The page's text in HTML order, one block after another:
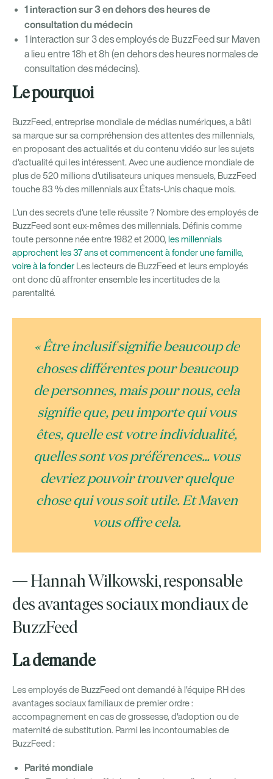
1 interaction sur 3 en dehors des heures de
consultation du médecin
1 interaction sur 3 des employés de BuzzFeed sur Maven
a lieu entre 18h et 8h (en dehors des heures normales de
consultation des médecins).
Le pourquoi
BuzzFeed, entreprise mondiale de médias numériques, a bâti
sa marque sur sa compréhension des attentes des millennials,
en proposant des actualités et du contenu vidéo sur les sujets
d'actualité qui les intéressent. Avec une audience mondiale de
plus de 520 millions d'utilisateurs uniques mensuels, BuzzFeed
touche 83 % des millennials aux États-Unis chaque mois.
L'un des secrets d'une telle réussite ? Nombre des employés de
BuzzFeed sont eux-mêmes des millennials. Définis comme
toute personne née entre 1982 et 2000, les millennials
approchent les 37 ans et commencent à fonder une famille,
voire à la fonder
Les lecteurs de BuzzFeed et leurs employés
ont donc dû affronter ensemble les incertitudes de la
parentalité.
« Être inclusif signifie beaucoup de
choses différentes pour beaucoup
de personnes, mais pour nous, cela
signifie que, peu importe qui vous
êtes, quelle est votre individualité,
quelles sont vos préférences… vous
devriez pouvoir trouver quelque
chose qui vous soit utile. Et Maven
vous offre cela.
— Hannah Wilkowski, responsable
des avantages sociaux mondiaux de
BuzzFeed
La demande
Les employés de BuzzFeed ont demandé à l'équipe RH des
avantages sociaux familiaux de premier ordre :
accompagnement en cas de grossesse, d'adoption ou de
maternité de substitution. Parmi les incontournables de
BuzzFeed :
Parité mondiale